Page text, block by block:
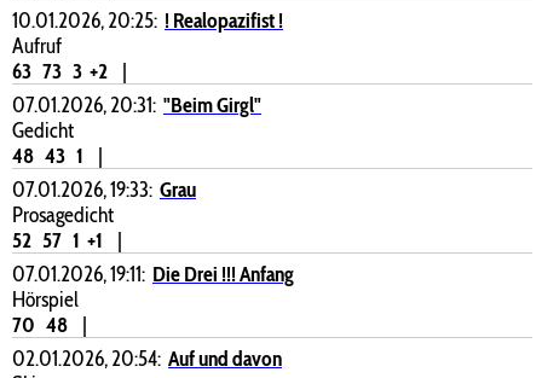
10.01.2026, 20:25: ! Realopazifist !
Aufruf
63 73 3 +2
|
07.01.2026, 20:31: "Beim Girgl"
Gedicht
48 43 1
|
07.01.2026, 19:33: Grau
Prosagedicht
52 57 1 +1
|
07.01.2026, 19:11: Die Drei !!! Anfang
Hörspiel
70 48
|
02.01.2026, 20:54: Auf und davon